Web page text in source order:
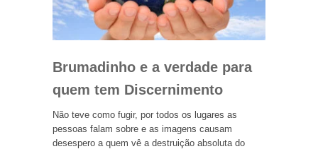
Brumadinho e a verdade para
quem tem Discernimento
Não teve como fugir, por todos os lugares as
pessoas falam sobre e as imagens causam
desespero a quem vê a destruição absoluta do